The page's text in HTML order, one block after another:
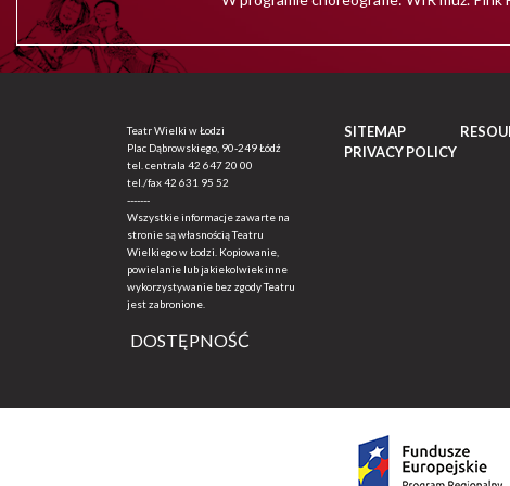
Teatr Wielki w Łodzi
Plac Dąbrowskiego, 90-249 Łódź
tel. centrala 42 647 20 00
tel./fax42 631 95 52
-------
Wszystkie informacje zawarte na
stronie są własnością Teatru
Wielkiego w Łodzi. Kopiowanie,
powielanie lub jakiekolwiek inne
wykorzystywanie bez zgody Teatru
jest zabronione.
DOSTĘPNOŚĆ
SITEMAP
PRIVACY POLICY